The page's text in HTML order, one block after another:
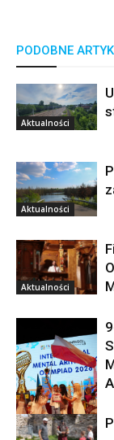
PODOBNE
Aktualności
Aktualności
Aktualności
Aktualności